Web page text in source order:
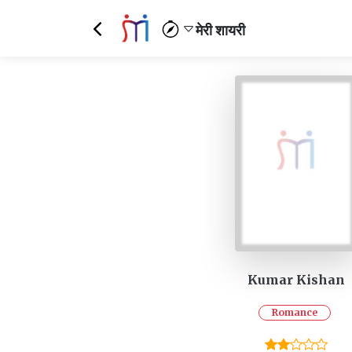
मेरी शायरी
Kumar Kishan
Romance